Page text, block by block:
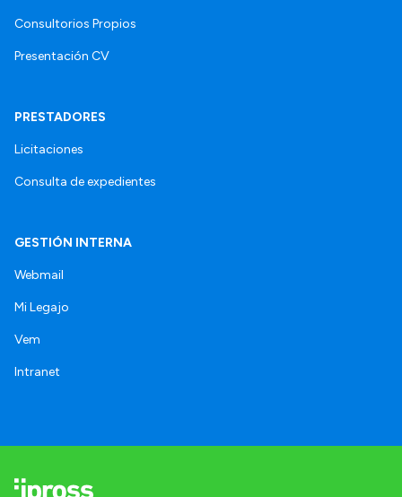
Consultorios Propios
Presentación CV
PRESTADORES
Licitaciones
Consulta de expedientes
GESTIÓN INTERNA
Webmail
Mi Legajo
Vem
Intranet